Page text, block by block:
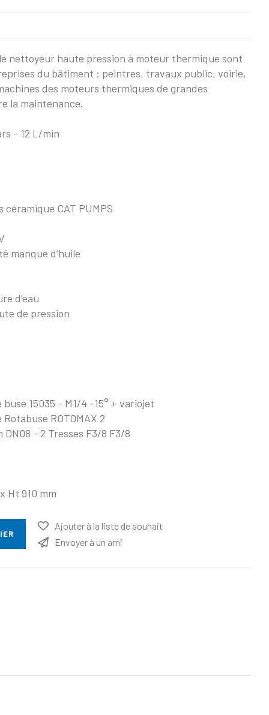
nettoyeur haute pression à moteur thermique sont
du bâtiment : peintres, travaux public, voirie,
des moteurs thermiques de grandes
la maintenance.
- 12 L/min
CAT PUMPS
manque d’huile
d’eau
de pression
15035 - M1/4 -15° + variojet
ROTOMAX 2
- 2 Tresses F3/8 F3/8
Ht 910 mm
Ajouter à la liste de souhait
Envoyer à un ami